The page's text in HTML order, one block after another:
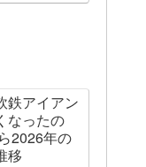
鉄アイアン
なったの
2026年の
移